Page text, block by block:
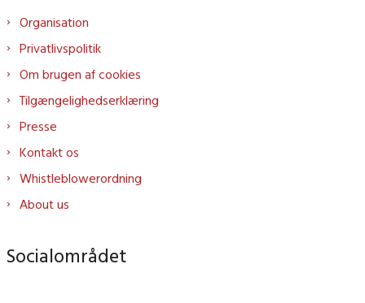
Organisation
Privatlivspolitik
Om brugen af cookies
Tilgængelighedserklæring
Presse
Kontakt os
Whistleblowerordning
About us
Socialområdet